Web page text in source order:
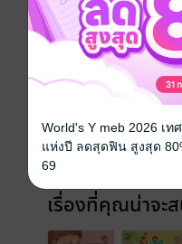
ประเภทไฟล์
วันที่วางขาย
ความยาว
ราคาปก
เรื่องที่คุณน่าจะ
World's Y meb 2026 เ
แห่งปี ลดสุดฟิน สูงสุด
69